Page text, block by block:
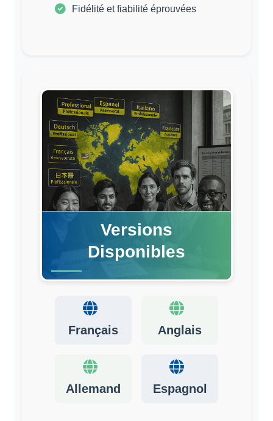
Fidélité et fiabilité éprouvées
Versions
Disponibles
Français Anglais
Allemand Espagnol